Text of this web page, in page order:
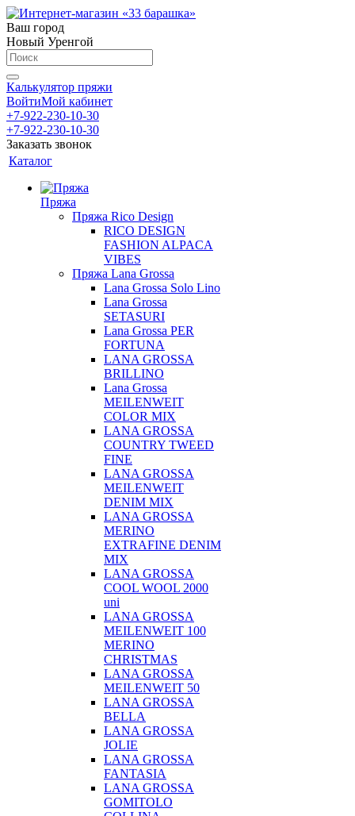
Ваш город
Новый Уренгой
Калькулятор пряжи
ВойтиМой кабинет
+7-922-230-10-30
+7-922-230-10-30
Заказать звонок
Каталог
Пряжа
Пряжа Rico Design
RICO DESIGN
FASHION ALPACA
VIBES
Пряжа Lana Grossa
Lana Grossa Solo Lino
Lana Grossa
SETASURI
Lana Grossa PER
FORTUNA
LANA GROSSA
BRILLINO
Lana Grossa
MEILENWEIT
COLOR MIX
LANA GROSSA
COUNTRY TWEED
FINE
LANA GROSSA
MEILENWEIT
DENIM MIX
LANA GROSSA
MERINO
EXTRAFINE DENIM
MIX
LANA GROSSA
COOL WOOL 2000
uni
LANA GROSSA
MEILENWEIT 100
MERINO
CHRISTMAS
LANA GROSSA
MEILENWEIT 50
LANA GROSSA
BELLA
LANA GROSSA
JOLIE
LANA GROSSA
FANTASIA
LANA GROSSA
GOMITOLO